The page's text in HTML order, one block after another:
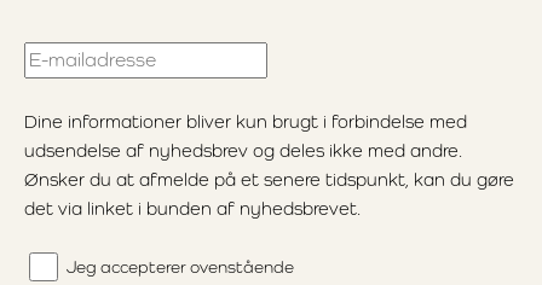
E-mailadresse
Dine informationer bliver kun brugt i forbindelse med
udsendelse af nyhedsbrev og deles ikke med andre.
Ønsker du at afmelde på et senere tidspunkt, kan du gøre
det via linket i bunden af nyhedsbrevet.
Jeg accepterer ovenstående